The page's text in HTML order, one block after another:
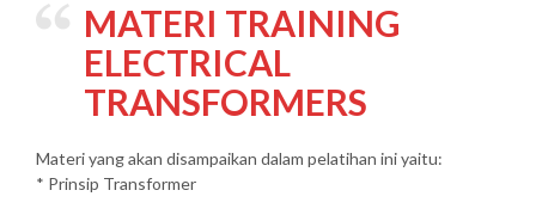
MATERI TRAINING
ELECTRICAL
TRANSFORMERS
Materi yang akan disampaikan dalam pelatihan ini yaitu:
* Prinsip Transformer